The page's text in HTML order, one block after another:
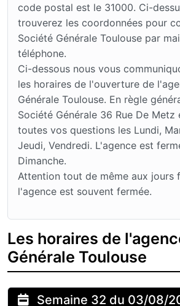
code postal est le 31000. Ci-
trouverez les coordonnées pour
Société Générale Toulouse par
téléphone.
Ci-dessous nous vous
les horaires de l'ouverture de
Générale Toulouse. En règle
Société Générale 36 Rue De
toutes vos questions les Lundi,
Jeudi, Vendredi. L'agence est
Dimanche.
Attention tout de même aux jours
l'agence est souvent fermée.
Les horaires de
Générale Toulouse
Semaine 32 du 03/08/